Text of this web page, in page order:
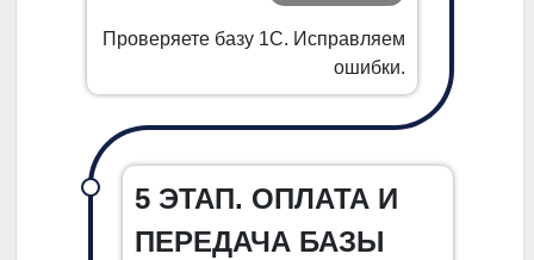
Проверяете базу 1С. Исправляем
ошибки.
5 ЭТАП. ОПЛАТА И
ПЕРЕДАЧА БАЗЫ